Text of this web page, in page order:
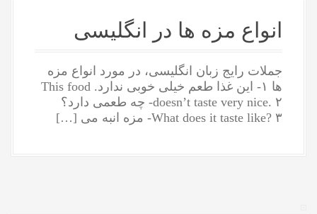
انواع مزه ها در انگلیسی
جملات رایج زبان انگلیسی، در مورد انواع مزه
ها ۱- این غذا طعم خیلی خوبی ندارد. This food
doesn’t taste very nice. ۲- چه طعمی دارد؟
What does it taste like? ۳- مزه انبه می […]